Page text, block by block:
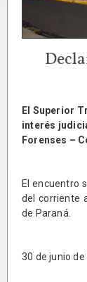
El Superior
interés
Forenses –
El encuentro
del corriente
de Paraná.
30 de junio de